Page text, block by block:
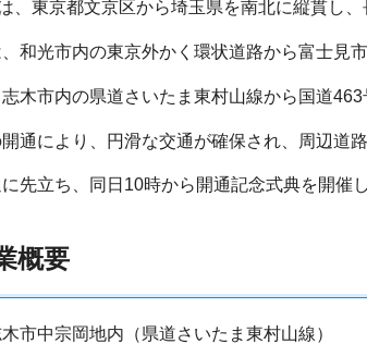
、東京都文京区から埼玉県を南北に縦貫し、
和光市内の東京外かく環状道路から富士見
木市内の県道さいたま東村山線から国道
通により、円滑な交通が確保され、周辺道
先立ち、同日10時から開通記念式典を開催し
概要
市中宗岡地内（県道さいたま東村山線）